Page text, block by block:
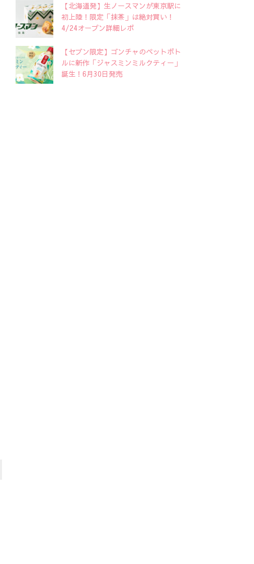
【北海道発】生ノースマンが東京駅に
初上陸！限定「抹茶」は絶対買い！
4/24オープン詳細レポ
【セブン限定】ゴンチャのペットボト
ルに新作「ジャスミンミルクティー」
誕生！6月30日発売